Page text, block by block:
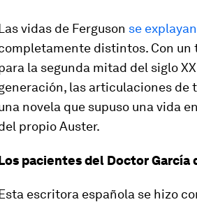
vidas de Ferguson se
distintos. Con
la segunda mitad del siglo
las articulaciones de
novela que supuso una vida
propio Auster.
pacientes del Doctor García
escritora española se hizo